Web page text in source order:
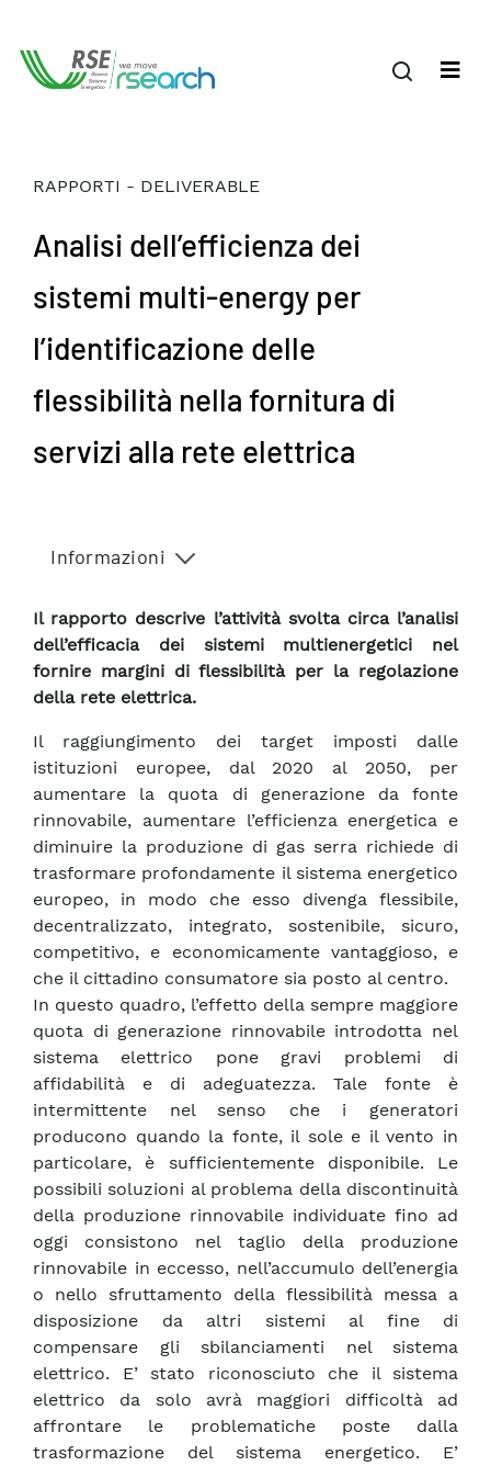
RAPPORTI - DELIVERABLE
Analisi dell’efficienza dei
sistemi multi-energy per
l’identificazione delle
flessibilità nella fornitura di
servizi alla rete elettrica
Informazioni
Il rapporto descrive l’attività svolta circa l’analisi
dell’efficacia dei sistemi multienergetici nel
fornire margini di flessibilità per la regolazione
della rete elettrica.
Il raggiungimento dei target imposti dalle
istituzioni europee, dal 2020 al 2050, per
aumentare la quota di generazione da fonte
rinnovabile, aumentare l’efficienza energetica e
diminuire la produzione di gas serra richiede di
trasformare profondamente il sistema energetico
europeo, in modo che esso divenga flessibile,
decentralizzato, integrato, sostenibile, sicuro,
competitivo, e economicamente vantaggioso, e
che il cittadino consumatore sia posto al centro.
In questo quadro, l’effetto della sempre maggiore
quota di generazione rinnovabile introdotta nel
sistema elettrico pone gravi problemi di
affidabilità e di adeguatezza. Tale fonte è
intermittente nel senso che i generatori
producono quando la fonte, il sole e il vento in
particolare, è sufficientemente disponibile. Le
possibili soluzioni al problema della discontinuità
della produzione rinnovabile individuate fino ad
oggi consistono nel taglio della produzione
rinnovabile in eccesso, nell’accumulo dell’energia
o nello sfruttamento della flessibilità messa a
disposizione da altri sistemi al fine di
compensare gli sbilanciamenti nel sistema
elettrico. E’ stato riconosciuto che il sistema
elettrico da solo avrà maggiori difficoltà ad
affrontare le problematiche poste dalla
trasformazione del sistema energetico. E’